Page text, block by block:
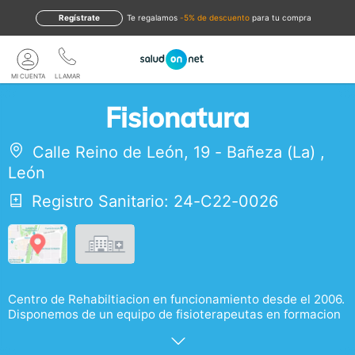
te regalamos -5% de descuento para tu compra
Regístrate
LLAMAR
MI CUENTA
Fisionatura
Calle Reino de León, 19 - Bañeza (La) ,
León
Registro Sanitario: 24-C22-0026
Centro de Rehabiltiacion en funcionamiento desde el 2006.
Disponemos de un equipo de fisioterapeutas en formacion
Suelo pelvico y obstetricia, Drenaje linfatico y vendaje